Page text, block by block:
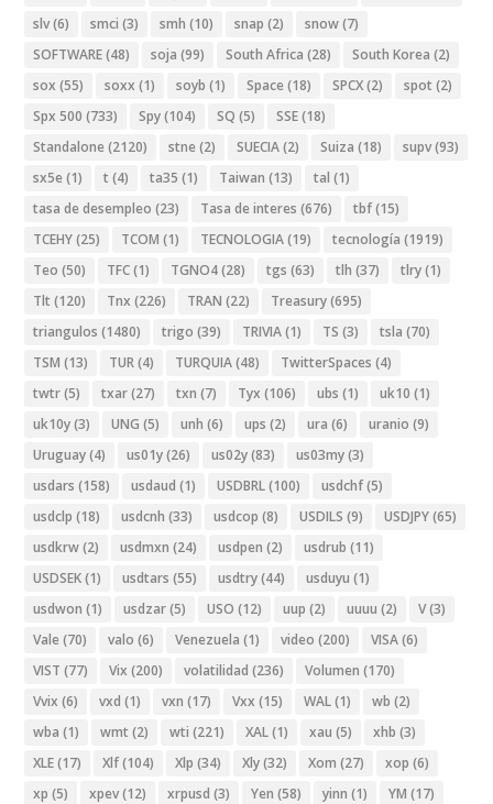
slv(6) smci (3) smh (10) snap (2) snow(7)
SOFTWARE(48) soja (99) South Africa (28) South Korea (2)
sox (55) soxx (1) soyb (1) Space (18) SPCX(2) spot (2)
Spx 500 (733) Spy(104) SQ (5) SSE(18)
Standalone (2120) stne (2) SUECIA(2) Suiza (18) supv(93)
sx5e (1) t (4) ta35 (1) Taiwan (13) tal (1)
tasa de desempleo (23) Tasa de interes (676) tbf(15)
TCEHY(25) TCOM (1) TECNOLOGIA(19) tecnología (1919)
Teo (50) TFC(1) TGNO4(28) tgs (63) tlh (37) tlry(1)
Tlt (120) Tnx (226) TRAN (22) Treasury(695)
triangulos (1480) trigo (39) TRIVIA(1) TS (3) tsla (70)
TSM (13) TUR(4) TURQUIA(48) TwitterSpaces (4)
twtr(5) txar(27) txn (7) Tyx (106) ubs (1) uk10 (1)
uk10y(3) UNG (5) unh (6) ups (2) ura (6) uranio (9)
Uruguay(4) us01y(26) us02y(83) us03my(3)
usdars (158) usdaud (1) USDBRL(100) usdchf(5)
usdclp (18) usdcnh (33) usdcop (8) USDILS (9) USDJPY(65)
usdkrw(2) usdmxn (24) usdpen (2) usdrub (11)
USDSEK(1) usdtars (55) usdtry(44) usduyu (1)
usdwon (1) usdzar(5) USO (12) uup (2) uuuu (2) V(3)
Vale (70) valo (6) Venezuela (1) video (200) VISA(6)
VIST (77) Vix (200) volatilidad (236) Volumen (170)
Vvix (6) vxd (1) vxn (17) Vxx (15) WAL(1) wb (2)
wba (1) wmt (2) wti (221) XAL(1) xau (5) xhb (3)
XLE(17) Xlf(104) Xlp (34) Xly(32) Xom (27) xop (6)
xp (5) xpev(12) xrpusd (3) Yen (58) yinn (1) YM (17)